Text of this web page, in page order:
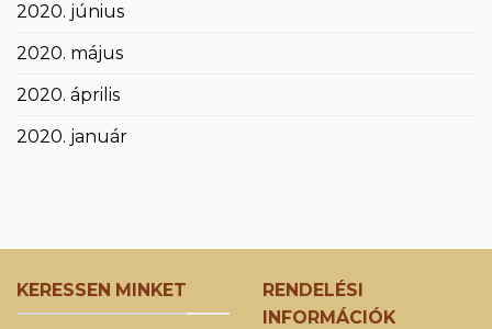
2020. június
2020. május
2020. április
2020. január
KERESSEN MINKET
RENDELÉSI
INFORMÁCIÓK